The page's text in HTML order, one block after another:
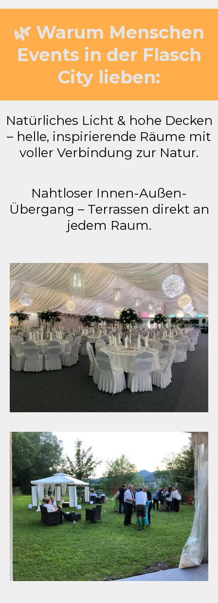
🌿 Warum Menschen
Events in der Flasch
City lieben:
Natürliches Licht & hohe Decken
– helle, inspirierende Räume mit
voller Verbindung zur Natur.
Nahtloser Innen-Außen-
Übergang – Terrassen direkt an
jedem Raum.